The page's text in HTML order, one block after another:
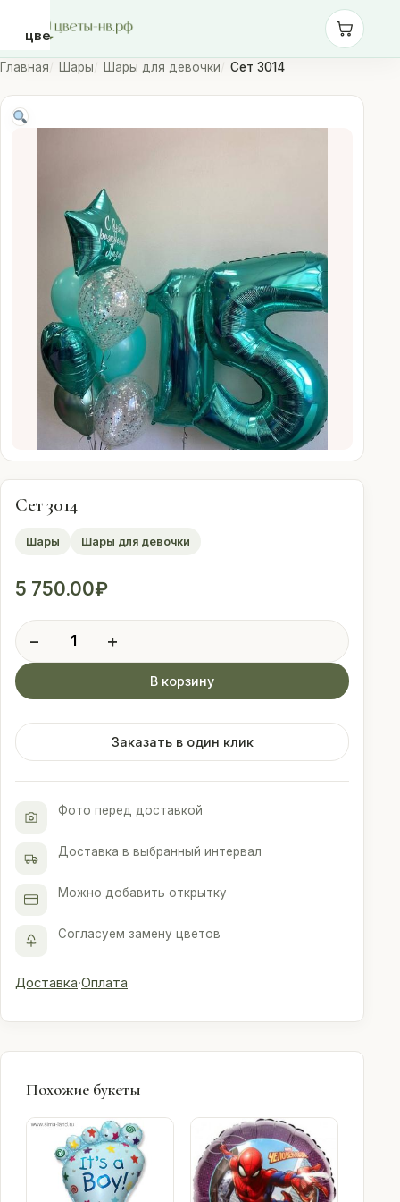
цветы-
нв.рф
Розы
Сборные
букеты
Шары
Доставка
Оплата
подписки
Контакты
086-59-99
Главная Шары Шары для девочки Сет 3014
Сет 3014
Шары Шары для девочки
5 750.00₽
−
Количество
товара
Сет
3014
+
В корзину
Заказать в один клик
Фото перед доставкой
Доставка в выбранный интервал
Можно добавить открытку
Согласуем замену цветов
Доставка·Оплата
Похожие букеты